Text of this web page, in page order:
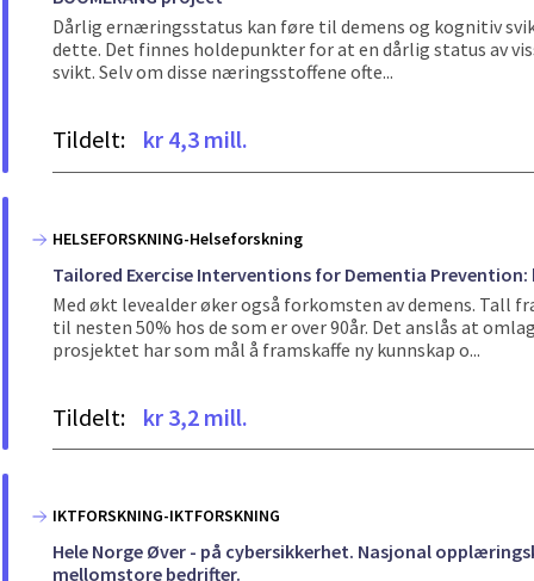
Dårlig ernæringsstatus kan føre til demens og kognitiv
dette. Det finnes holdepunkter for at en dårlig status av
svikt. Selv om disse næringsstoffene ofte...
Tildelt: kr 4,3 mill.
HELSEFORSKNING-Helseforskning
Tailored Exercise Interventions for Dementia
Med økt levealder øker også forkomsten av demens. Tall
til nesten 50% hos de som er over 90år. Det anslås at
prosjektet har som mål å framskaffe ny kunnskap o...
Tildelt: kr 3,2 mill.
IKTFORSKNING-IKTFORSKNING
Hele Norge Øver - på cybersikkerhet. Nasjonal
mellomstore bedrifter.